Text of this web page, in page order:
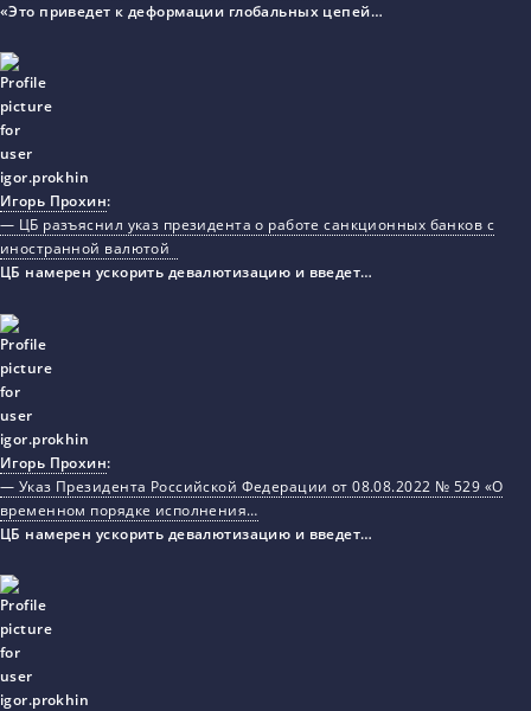
«Это приведет к деформации глобальных цепей…
Игорь Прохин:
— ЦБ разъяснил указ президента о работе санкционных банков с
иностранной валютой
ЦБ намерен ускорить девалютизацию и введет…
Игорь Прохин:
— Указ Президента Российской Федерации от 08.08.2022 № 529 «О
временном порядке исполнения…
ЦБ намерен ускорить девалютизацию и введет…